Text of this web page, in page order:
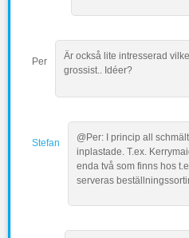
Per
Är också lite intresserad
grossist.. Idéer?
Stefan
@Per: I princip all
inplastade. T.ex.
enda två som finns hos
serveras